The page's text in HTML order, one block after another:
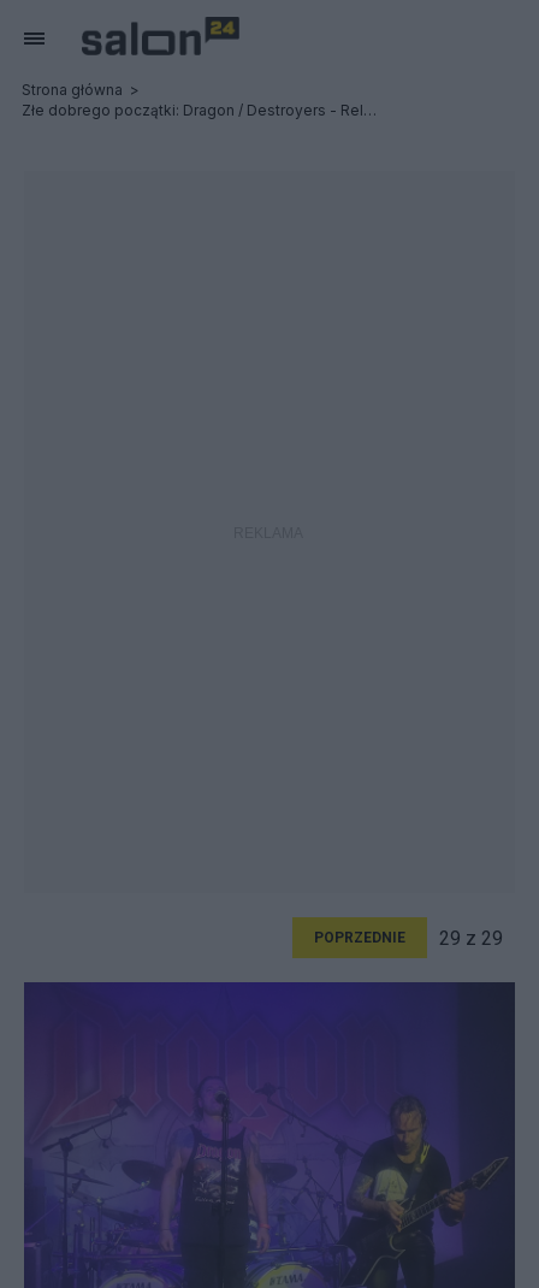
Strona główna
Złe dobrego początki: Dragon / Destroyers - Relacja
POPRZEDNIE 29 z 29